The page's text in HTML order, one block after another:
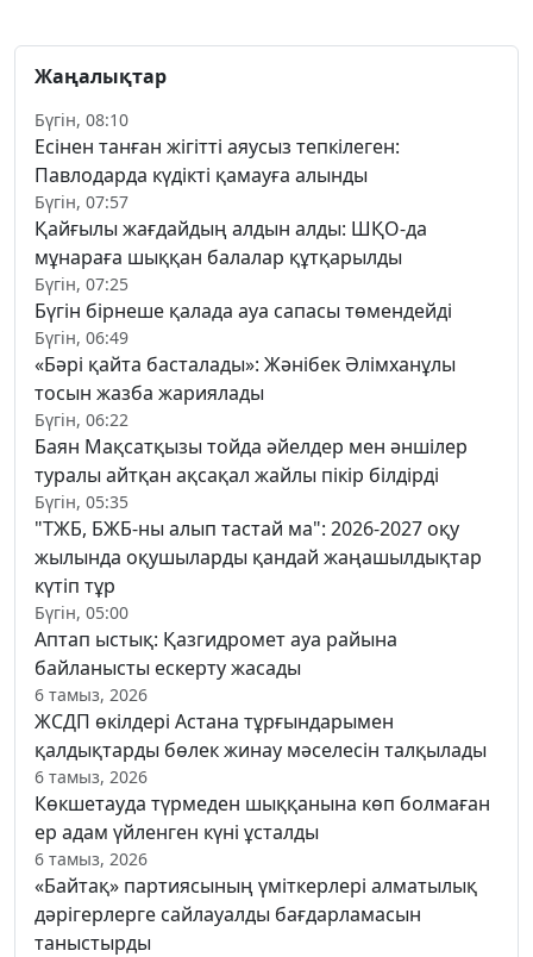
Жаңалықтар
Бүгін, 08:10
Есінен танған жігітті аяусыз тепкілеген:
Павлодарда күдікті қамауға алынды
Бүгін, 07:57
Қайғылы жағдайдың алдын алды: ШҚО-да
мұнараға шыққан балалар құтқарылды
Бүгін, 07:25
Бүгін бірнеше қалада ауа сапасы төмендейді
Бүгін, 06:49
«Бәрі қайта басталады»: Жәнібек Әлімханұлы
тосын жазба жариялады
Бүгін, 06:22
Баян Мақсатқызы тойда әйелдер мен әншілер
туралы айтқан ақсақал жайлы пікір білдірді
Бүгін, 05:35
"ТЖБ, БЖБ-ны алып тастай ма": 2026-2027 оқу
жылында оқушыларды қандай жаңашылдықтар
күтіп тұр
Бүгін, 05:00
Аптап ыстық: Қазгидромет ауа райына
байланысты ескерту жасады
6 тамыз, 2026
ЖСДП өкілдері Астана тұрғындарымен
қалдықтарды бөлек жинау мәселесін талқылады
6 тамыз, 2026
Көкшетауда түрмеден шыққанына көп болмаған
ер адам үйленген күні ұсталды
6 тамыз, 2026
«Байтақ» партиясының үміткерлері алматылық
дәрігерлерге сайлауалды бағдарламасын
таныстырды